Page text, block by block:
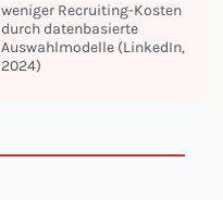
weniger Recruiting-Kosten
durch datenbasierte
Auswahlmodelle (LinkedIn,
2024)